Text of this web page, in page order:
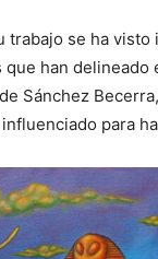
trabajo se ha
que han delineado
Sánchez
para